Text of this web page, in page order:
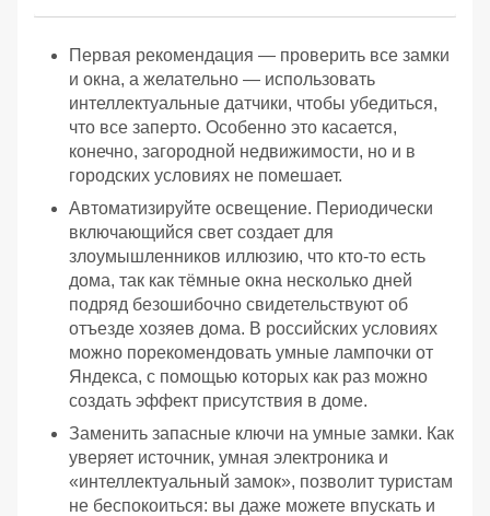
Первая рекомендация — проверить все замки
и окна, а желательно — использовать
интеллектуальные датчики, чтобы убедиться,
что все заперто. Особенно это касается,
конечно, загородной недвижимости, но и в
городских условиях не помешает.
Автоматизируйте освещение. Периодически
включающийся свет создает для
злоумышленников иллюзию, что кто-то есть
дома, так как тёмные окна несколько дней
подряд безошибочно свидетельствуют об
отъезде хозяев дома. В российских условиях
можно порекомендовать умные лампочки от
Яндекса, с помощью которых как раз можно
создать эффект присутствия в доме.
Заменить запасные ключи на умные замки. Как
уверяет источник, умная электроника и
«интеллектуальный замок», позволит туристам
не беспокоиться: вы даже можете впускать и